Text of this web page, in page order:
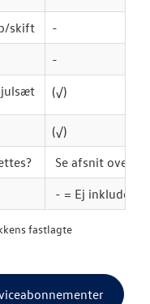
skift
-
-
(√)
(√)
Se afsnit
- = Ej inkluderet
fastlagte